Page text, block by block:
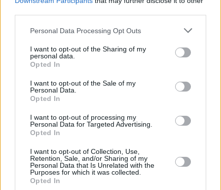
Personal Data Processing Opt Outs
I want to opt-out of the Sharing of my
personal data.
Opted In
I want to opt-out of the Sale of my
Personal Data.
Opted In
I want to opt-out of processing my
Personal Data for Targeted Advertising.
Opted In
I want to opt-out of Collection, Use,
Retention, Sale, and/or Sharing of my
Personal Data that Is Unrelated with the
Purposes for which it was collected.
Opted In
THEON
FacebookTwitter PinterestLinkedInTumblr
PREVIOUS ARTICLE
HELLENiQ ENERGY:
NEXT ARTICLE